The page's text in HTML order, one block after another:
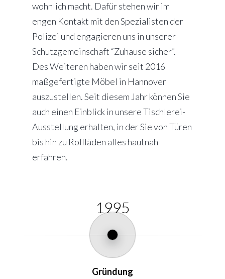
wohnlich macht. Dafür stehen wir im
engen Kontakt mit den Spezialisten der
Polizei und engagieren uns in unserer
Schutzgemeinschaft “Zuhause sicher”.
Des Weiteren haben wir seit 2016
maßgefertigte Möbel in Hannover
auszustellen. Seit diesem Jahr können Sie
auch einen Einblick in unsere Tischlerei-
Ausstellung erhalten, in der Sie von Türen
bis hin zu Rollläden alles hautnah
erfahren.
1995
Gründung